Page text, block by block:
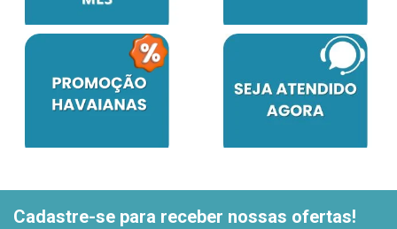
Cadastre-se para receber nossas ofertas!